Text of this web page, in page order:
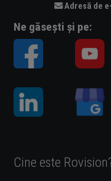
Adresă de
Ne găsești și pe:
Cine este